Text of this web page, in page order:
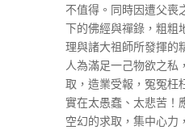
不值得。同時因遭父喪
下的佛經與禪錄，粗粗
理與諸大祖師所發揮的
人為滿足一己物欲之私
取，造業受報，冤冤枉
實在太愚蠢、太悲苦！
空幻的求取，集中心力